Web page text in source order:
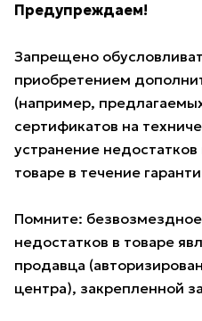
Предупреждаем!
Запрещено
приобретением
(например,
сертификатов на
устранение
товаре в течение
Помните:
недостатков в товаре
продавца
центра), закрепленной